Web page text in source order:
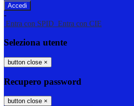
-
Entra con SPID Entra con CIE
Seleziona utente
button close ×
Recupero password
button close ×